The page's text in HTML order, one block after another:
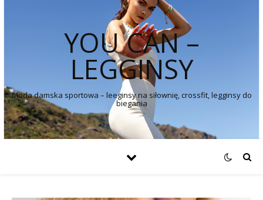
YOU CAN –
LEGGINSY
Moda damska sportowa – leeginsy na siłownię, crossfit, legginsy do
biegania